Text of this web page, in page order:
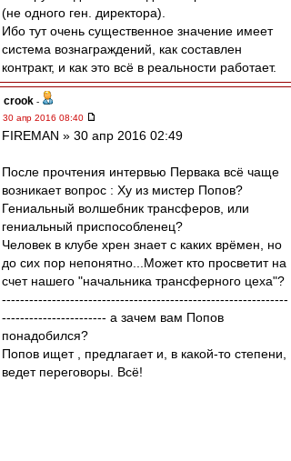
(не одного ген. директора).
Ибо тут очень существенное значение имеет
система вознаграждений, как составлен
контракт, и как это всё в реальности работает.
crook -
30 апр 2016 08:40
FIREMAN » 30 апр 2016 02:49
После прочтения интервью Первака всё чаще
возникает вопрос : Ху из мистер Попов?
Гениальный волшебник трансферов, или
гениальный приспособленец?
Человек в клубе хрен знает с каких врёмен, но
до сих пор непонятно...Может кто просветит на
счет нашего "начальника трансферного цеха"?
---------------------------------------------------------------
----------------------- а зачем вам Попов
понадобился?
Попов ищет , предлагает и, в какой-то степени,
ведет переговоры. Всё!